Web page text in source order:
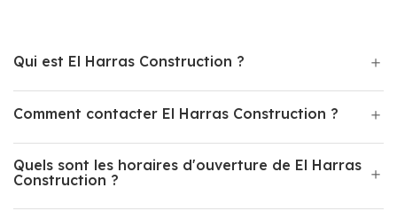
Qui est El Harras Construction ?
Comment contacter El Harras Construction ?
Quels sont les horaires d'ouverture de El Harras
Construction ?